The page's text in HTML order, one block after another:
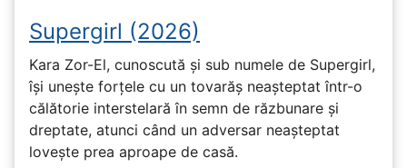
Supergirl (2026)
Kara Zor-El, cunoscută și sub numele de Supergirl,
își unește forțele cu un tovarăș neașteptat într-o
călătorie interstelară în semn de răzbunare și
dreptate, atunci când un adversar neașteptat
lovește prea aproape de casă.